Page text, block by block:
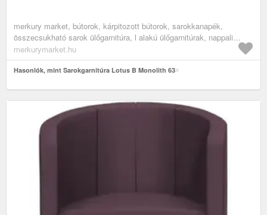
merkury market, bútorok, kárpitozott bútorok, sarokkanapék,
összecsukható sarok ülőgarnitúra, l alakú ülőgarnitúrak, nappali
bútorok, sarokülőgarnitúrák, sarokkanapék alvó funkcióval, modern
termék
merkurymarket.hu
Hasonlók, mint Sarokgarnitúra Lotus B Monolith 63